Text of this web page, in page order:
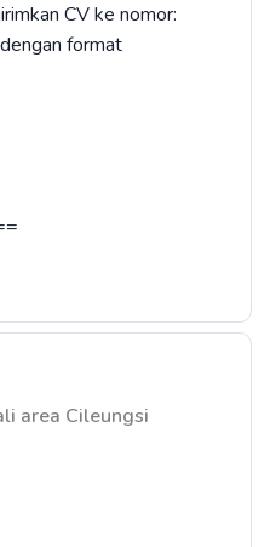
CV ke nomor:
format
area Cileungsi